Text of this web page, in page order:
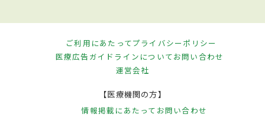
ご利用にあたってプライバシーポリシー
医療広告ガイドラインについてお問い合わせ
運営会社
【医療機関の方】
情報掲載にあたって お問い合わせ